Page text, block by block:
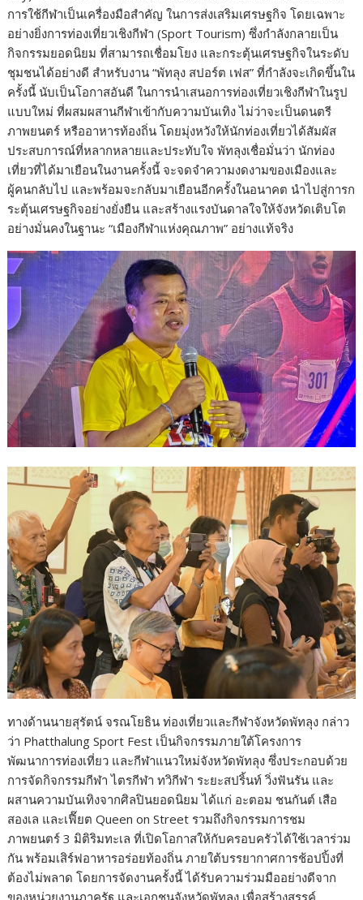
การใช้กีฬาเป็นเครื่องมือสำคัญ ในการส่งเสริมเศรษฐกิจ โดยเฉพาะ
อย่างยิ่งการท่องเที่ยวเชิงกีฬา (Sport Tourism) ซึ่งกำลังกลายเป็น
กิจกรรมยอดนิยม ที่สามารถเชื่อมโยง และกระตุ้นเศรษฐกิจในระดับ
ชุมชนได้อย่างดี สำหรับงาน “พัทลุง สปอร์ต เฟส” ที่กำลังจะเกิดขึ้นใน
ครั้งนี้ นับเป็นโอกาสอันดี ในการนำเสนอการท่องเที่ยวเชิงกีฬาในรูป
แบบใหม่ ที่ผสมผสานกีฬาเข้ากับความบันเทิง ไม่ว่าจะเป็นดนตรี
ภาพยนตร์ หรืออาหารท้องถิ่น โดยมุ่งหวังให้นักท่องเที่ยวได้สัมผัส
ประสบการณ์ที่หลากหลายและประทับใจ พัทลุงเชื่อมั่นว่า นักท่อง
เที่ยวที่ได้มาเยือนในงานครั้งนี้ จะจดจำความงดงามของเมืองและ
ผู้คนกลับไป และพร้อมจะกลับมาเยือนอีกครั้งในอนาคต นำไปสู่การก
ระตุ้นเศรษฐกิจอย่างยั่งยืน และสร้างแรงบันดาลใจให้จังหวัดเติบโต
อย่างมั่นคงในฐานะ “เมืองกีฬาแห่งคุณภาพ” อย่างแท้จริง
ทางด้านนายสุรัตน์ จรณโยธิน ท่องเที่ยวและกีฬาจังหวัดพัทลุง กล่าว
ว่า Phatthalung Sport Fest เป็นกิจกรรมภายใต้โครงการ
พัฒนาการท่องเที่ยว และกีฬาแนวใหม่จังหวัดพัทลุง ซึ่งประกอบด้วย
การจัดกิจกรรมกีฬา ไตรกีฬา ทวิกีฬา ระยะสปริ้นท์ วิ่งฟันรัน และ
ผสานความบันเทิงจากศิลปินยอดนิยม ได้แก่ อะตอม ชนกันต์ เสือ
สองเล และเฟี๊ยต Queen on Street รวมถึงกิจกรรมการชม
ภาพยนตร์ 3 มิติริมทะเล ที่เปิดโอกาสให้กับครอบครัวได้ใช้เวลาร่วม
กัน พร้อมเสิร์ฟอาหารอร่อยท้องถิ่น ภายใต้บรรยากาศการช้อปปิ้งที่
ต้องไม่พลาด โดยการจัดงานครั้งนี้ ได้รับความร่วมมืออย่างดีจาก
ของหน่วยงานภาครัฐ และเอกชนจังหวัดพัทลุง เพื่อสร้างสรรค์